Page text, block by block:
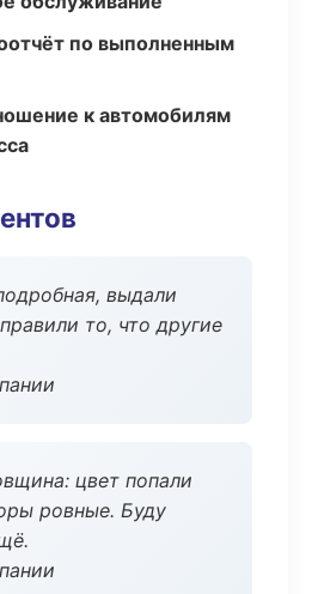
по выполненным
к автомобилям
выдали
то, что другие
цвет попали
ровные. Буду